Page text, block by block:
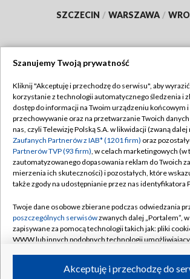
SZCZECIN / WARSZAWA /
TVP
Abonament TVP
Emisja w TVP
Centrum informacji TVP
Naziemna Telewizja Cyfrowa
Rada Programowa
System NOS
Informacje o nadawcy
Program dla prasy
Regulamin TVP
Polityka prywatności
Moje zgody
Pomoc
Kontakt
Kanały
Szanujemy Twoją prywatność
Kliknij "Akceptuję i przechodzę do serwisu", aby
korzystanie z technologii automatycznego śledzenia i
dostęp do informacji na Twoim urządzeniu końcowym i
przechowywanie oraz na przetwarzanie Twoich
nas, czyli Telewizję Polską S.A. w likwidacji (zwaną dalej
Zaufanych Partnerów z IAB* (1201 firm) oraz
Partnerów TVP (93 firm), w celach marketingowych (w
zautomatyzowanego dopasowania reklam do Twoich
mierzenia ich skuteczności) i pozostałych, które
także zgody na udostępnianie przez nas identyfikatora
Twoje dane osobowe zbierane podczas odwiedzania
poszczególnych serwisówzwanych dalej „Portalem”,
zapisywane za pomocą technologii takich jak: pliki
WWW lub innych podobnych technologii
ruchu w Internecie.Akceptuję i przechodzę do